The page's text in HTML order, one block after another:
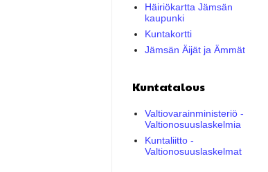
Häiriökartta Jämsän
kaupunki
Kuntakortti
Jämsän Äijät ja Ämmät
Kuntatalous
Valtiovarainministeriö -
Valtionosuuslaskelmia
Kuntaliitto -
Valtionosuuslaskelmat